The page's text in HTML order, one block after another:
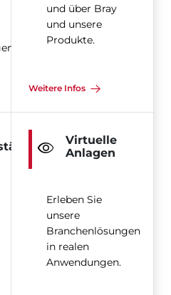
und über Bray
und unsere
Produkte.
Weitere Infos
Virtuelle
Anlagen
Erleben Sie
unsere
Branchenlösungen
in realen
Anwendungen.